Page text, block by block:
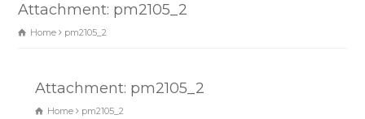
Attachment: pm2105_2
Home pm2105_2
Attachment: pm2105_2
Home pm2105_2